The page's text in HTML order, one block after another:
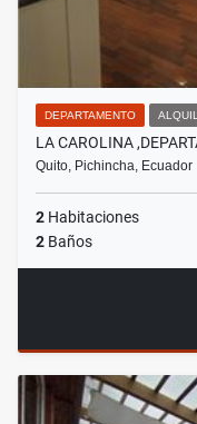
DEPARTAMENTO
LA CAROLINA
Quito, Pichincha, Ecuador
2 Habitaciones
2 Baños